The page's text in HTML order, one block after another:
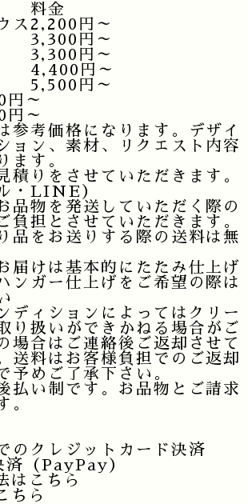
料金
ス 2,200円～
3,300円～
3,300円～
4,400円～
5,500円～
円～
円～
参考価格になります。デザイ
ョン、素材、リクエスト内容
ます。
積りをさせていただきます。
・LINE）
品物を発送していただく際の
負担とさせていただきます。
品をお送りする際の送料は無
届けは基本的にたたみ仕上げ
ンガー仕上げをご希望の際は
ディションによってはクリー
り扱いができかねる場合がご
場合はご連絡後ご返却させて
送料はお客様負担でのご返却
予めご了承下さい。
払い制です。お品物とご請求
。
のクレジットカード決済
済（PayPay）
はこちら
ちら